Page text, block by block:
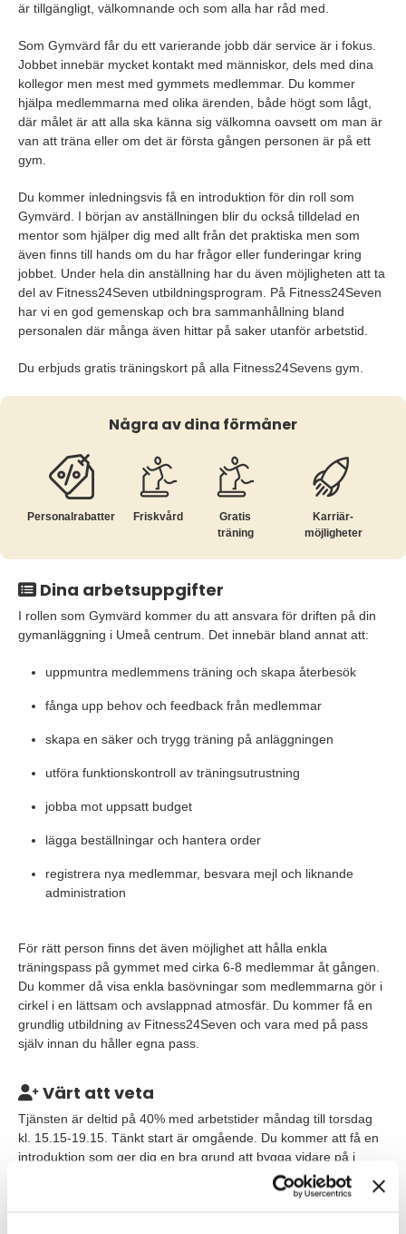
är tillgängligt, välkomnande och som alla har råd med.
Som Gymvärd får du ett varierande jobb där service är i fokus.
Jobbet innebär mycket kontakt med människor, dels med dina
kollegor men mest med gymmets medlemmar. Du kommer
hjälpa medlemmarna med olika ärenden, både högt som lågt,
där målet är att alla ska känna sig välkomna oavsett om man är
van att träna eller om det är första gången personen är på ett
gym.
Du kommer inledningsvis få en introduktion för din roll som
Gymvärd. I början av anställningen blir du också tilldelad en
mentor som hjälper dig med allt från det praktiska men som
även finns till hands om du har frågor eller funderingar kring
jobbet. Under hela din anställning har du även möjligheten att ta
del av Fitness24Seven utbildningsprogram. På Fitness24Seven
har vi en god gemenskap och bra sammanhållning bland
personalen där många även hittar på saker utanför arbetstid.
Du erbjuds gratis träningskort på alla Fitness24Sevens gym.
Några av dina förmåner
Personalrabatter Friskvård
Gratis
träning
Karriär­
möjligheter
Dina arbetsuppgifter
I rollen som Gymvärd kommer du att ansvara för driften på din
gymanläggning i Umeå centrum. Det innebär bland annat att:
uppmuntra medlemmens träning och skapa återbesök
fånga upp behov och feedback från medlemmar
skapa en säker och trygg träning på anläggningen
utföra funktionskontroll av träningsutrustning
jobba mot uppsatt budget
lägga beställningar och hantera order
registrera nya medlemmar, besvara mejl och liknande
administration
För rätt person finns det även möjlighet att hålla enkla
träningspass på gymmet med cirka 6-8 medlemmar åt gången.
Du kommer då visa enkla basövningar som medlemmarna gör i
cirkel i en lättsam och avslappnad atmosfär. Du kommer få en
grundlig utbildning av Fitness24Seven och vara med på pass
själv innan du håller egna pass.
Värt att veta
Tjänsten är deltid på 40% med arbetstider måndag till torsdag
kl. 15.15-19.15. Tänkt start är omgående. Du kommer att få en
introduktion som ger dig en bra grund att bygga vidare på i